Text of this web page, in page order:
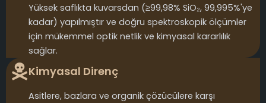
Yüksek saflıkta kuvarsdan (≥99,98% SiO₂, 99,995%'ye
kadar) yapılmıştır ve doğru spektroskopik ölçümler
için mükemmel optik netlik ve kimyasal kararlılık
sağlar.
Kimyasal Direnç
Asitlere, bazlara ve organik çözücülere karşı